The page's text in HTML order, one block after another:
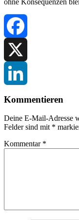
Facebook
X
LinkedIn
Kommentieren
Deine E-Mail-Adresse
Felder sind mit *
Kommentar *